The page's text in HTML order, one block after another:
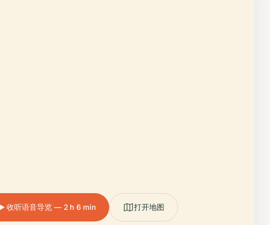
收听语音导览 — 2 h 6 min 打开地图